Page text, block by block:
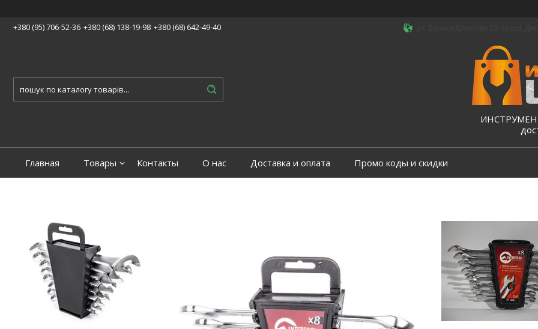
+380 (95) 706-52-36 +380 (68) 138-19-98 +380 (68) 642-49-40
Главная Товары Контакты О нас Доставка и оплата Промо коды и скидки